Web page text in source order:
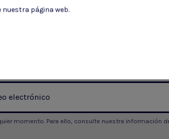
momento. Para ello, consulte nuestra información
nuestra página web.